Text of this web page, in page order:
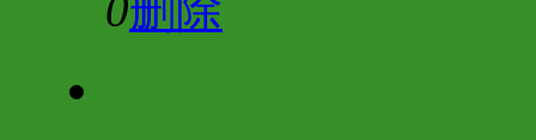
0删除